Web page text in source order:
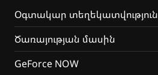
Օգտակար տեղեկատվություն
Ծառայության մասին
GeForce NOW